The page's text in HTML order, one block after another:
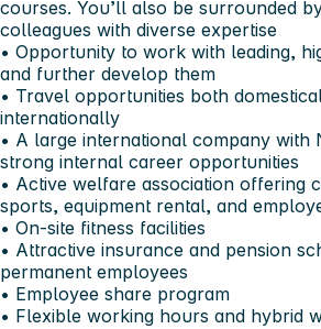
courses. You’ll also be surrounded
colleagues with diverse expertise
• Opportunity to work with leading,
and further develop them
• Travel opportunities both
internationally
• A large international company with
strong internal career opportunities
• Active welfare association offering
sports, equipment rental, and
• On-site fitness facilities
• Attractive insurance and pension
permanent employees
• Employee share program
• Flexible working hours and hybrid